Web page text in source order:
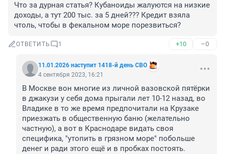
Что за дурная статья? Кубаноиды жалуются на низкие
доходы, а тут 200 тыс. за 5 дней??? Кредит взяла
чтоль, чтобы в фекальном море порезвиться?
ОТВЕТИТЬ 1 +10 –0
11.01.2026 наступит 1418-й день СВО
4 сентября 2023, 16:21
В Москве вон многие из личной вазовской пятёрки
в джакузи у себя дома прыгали лет 10-12 назад, во
Владике в то же время предпочитали на Крузаке
приезжать в общественную баню (желательно
частную), а вот в Краснодаре видать своя
специфика, "утопить в грязном море" побольше
денег и ради этого ещё и в пробках постоять.